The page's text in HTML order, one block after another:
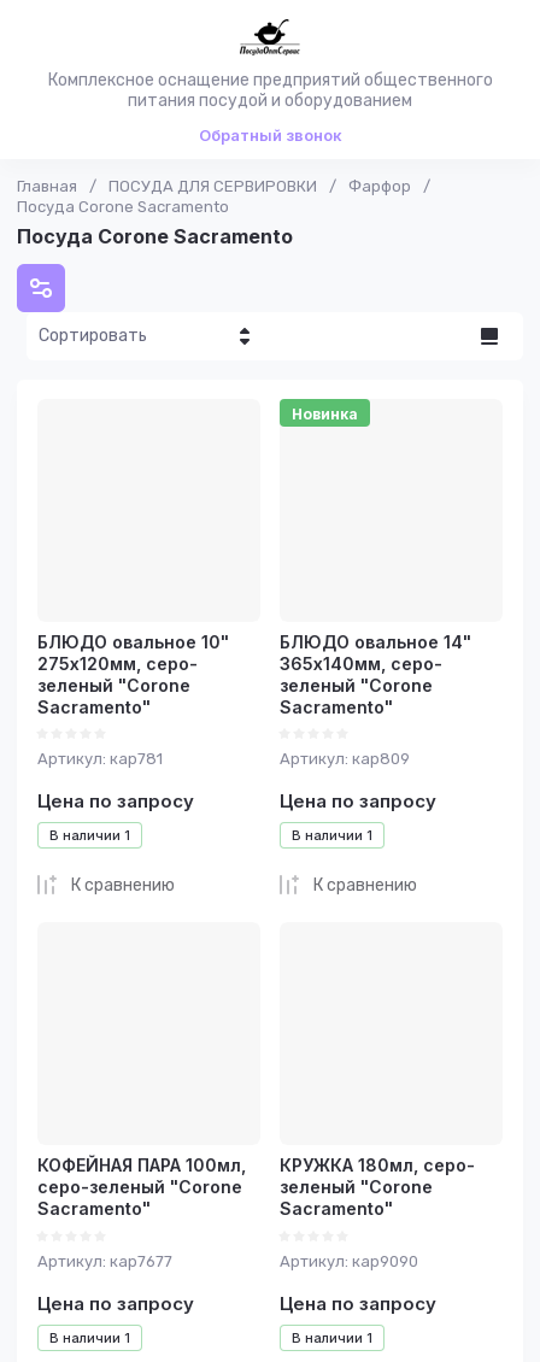
Комплексное оснащение предприятий общественного
питания посудой и оборудованием
Обратный звонок
Главная / ПОСУДА ДЛЯ СЕРВИРОВКИ / Фарфор
/
Посуда Corone Sacramento
Посуда Corone Sacramento
Сортировать
БЛЮДО овальное 10"
275х120мм, серо-
зеленый "Corone
Sacramento"
Артикул: кар781
В наличии 1
Цена по запросу
К сравнению
Новинка
БЛЮДО овальное 14"
365х140мм, серо-
зеленый "Corone
Sacramento"
Артикул: кар809
В наличии 1
Цена по запросу
К сравнению
КОФЕЙНАЯ ПАРА 100мл,
серо-зеленый "Corone
Sacramento"
Артикул: кар7677
В наличии 1
Цена по запросу
КРУЖКА 180мл, серо-
зеленый "Corone
Sacramento"
Артикул: кар9090
В наличии 1
Цена по запросу